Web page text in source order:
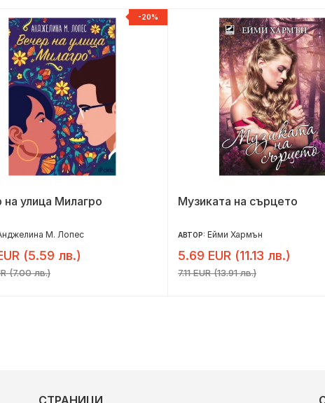
-20%
на улица Милагро
М. Лопес
(5.59 лв.)
(7.00 лв.)
Музиката на сърцето
АВТОР: Ейми Хармън
5.69 EUR (11.13 лв.)
7.11 EUR (13.91 лв.)
СТРАНИЦИ